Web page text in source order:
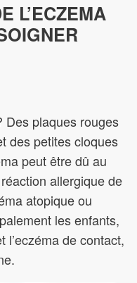
L’ECZEMA
Des plaques rouges
des petites cloques
peut être dû au
allergique de
atopique ou
les enfants,
l’eczéma de contact,